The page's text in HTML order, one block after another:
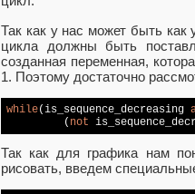
Так как у нас может быть
цикла должны быть
созданная переменная,
1. Поэтому достаточно
while(is_sequence_decreasing
         (
not
Так как для графика нам
рисовать, введем